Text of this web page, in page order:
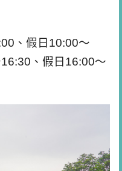
、假日10:00～
、假日16:00～